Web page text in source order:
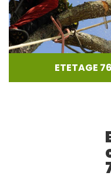
ETETAGE 76